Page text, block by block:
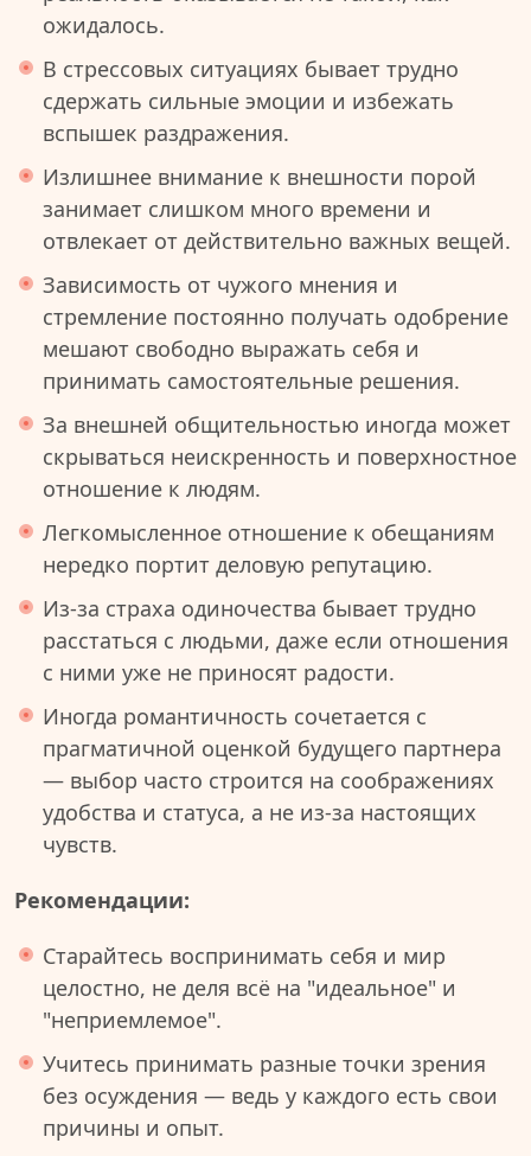
ожидалось.
В стрессовых ситуациях бывает трудно
сдержать сильные эмоции и избежать
вспышек раздражения.
Излишнее внимание к внешности порой
занимает слишком много времени и
отвлекает от действительно важных вещей.
Зависимость от чужого мнения и
стремление постоянно получать одобрение
мешают свободно выражать себя и
принимать самостоятельные решения.
За внешней общительностью иногда может
скрываться неискренность и поверхностное
отношение к людям.
Легкомысленное отношение к обещаниям
нередко портит деловую репутацию.
Из-за страха одиночества бывает трудно
расстаться с людьми, даже если отношения
с ними уже не приносят радости.
Иногда романтичность сочетается с
прагматичной оценкой будущего партнера
— выбор часто строится на соображениях
удобства и статуса, а не из-за настоящих
чувств.
Рекомендации:
Старайтесь воспринимать себя и мир
целостно, не деля всё на "идеальное" и
"неприемлемое".
Учитесь принимать разные точки зрения
без осуждения — ведь у каждого есть свои
причины и опыт.